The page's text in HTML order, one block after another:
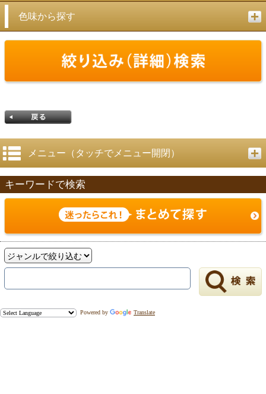
色味から探す
戻る
メニュー（タッチでメニュー開閉）
キーワードで検索
Powered by Translate